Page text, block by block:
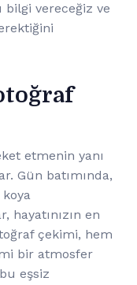
bilgi vereceğiz ve
etmenin yanı
Gün batımında,
en
çekimi, hem
bir atmosfer
eşsiz